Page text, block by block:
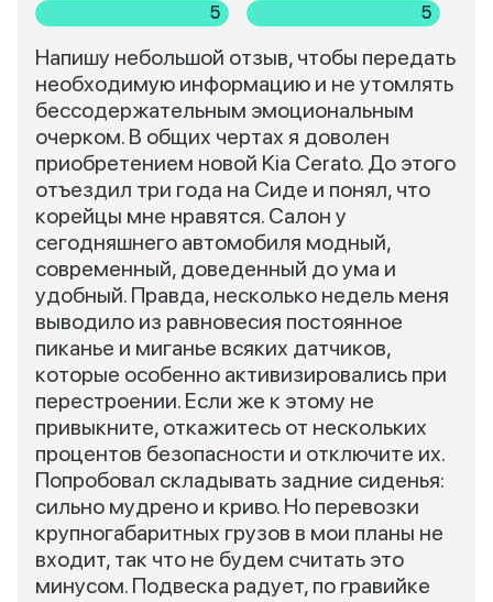
5 5
Напишу небольшой отзыв, чтобы передать
необходимую информацию и не утомлять
бессодержательным эмоциональным
очерком. В общих чертах я доволен
приобретением новой Kia Cerato. До этого
отъездил три года на Сиде и понял, что
корейцы мне нравятся. Салон у
сегодняшнего автомобиля модный,
современный, доведенный до ума и
удобный. Правда, несколько недель меня
выводило из равновесия постоянное
пиканье и миганье всяких датчиков,
которые особенно активизировались при
перестроении. Если же к этому не
привыкните, откажитесь от нескольких
процентов безопасности и отключите их.
Попробовал складывать задние сиденья:
сильно мудрено и криво. Но перевозки
крупногабаритных грузов в мои планы не
входит, так что не будем считать это
минусом. Подвеска радует, по гравийке